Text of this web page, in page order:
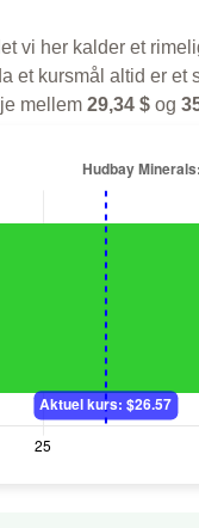
vi her kalder et
et kursmål altid er
mellem 29,34 $ og